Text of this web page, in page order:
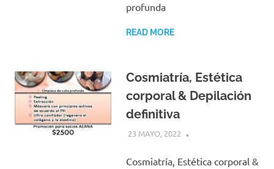
profunda
READ MORE
Cosmiatría, Estética
corporal & Depilación
definitiva
23 MAYO, 2022
Cosmiatría, Estética corporal &